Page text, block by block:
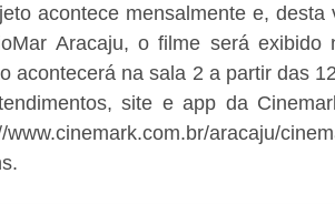
acontece mensalmente e, desta
Aracaju, o filme será
acontecerá na sala 2 a partir das
site e app da
www.cinemark.com.br/aracaju/